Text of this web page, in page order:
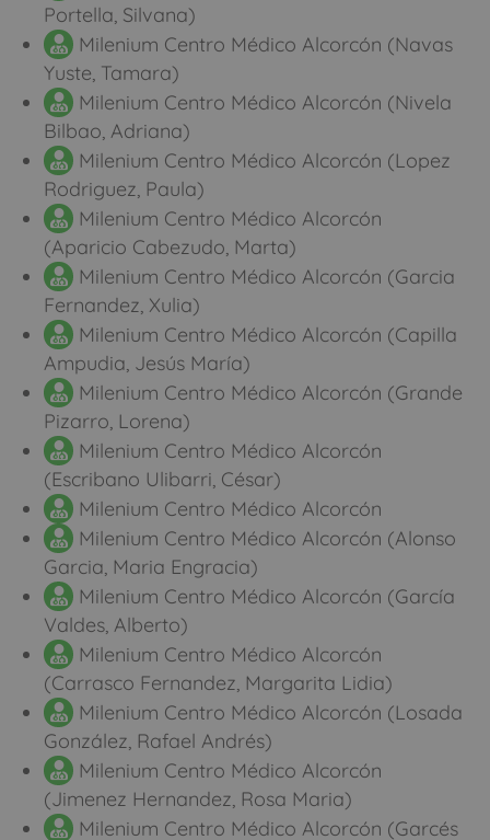
Portella, Silvana)
Milenium Centro Médico Alcorcón (Navas
Yuste, Tamara)
Milenium Centro Médico Alcorcón (Nivela
Bilbao, Adriana)
Milenium Centro Médico Alcorcón (Lopez
Rodriguez, Paula)
Milenium Centro Médico Alcorcón
(Aparicio Cabezudo, Marta)
Milenium Centro Médico Alcorcón (Garcia
Fernandez, Xulia)
Milenium Centro Médico Alcorcón (Capilla
Ampudia, Jesús María)
Milenium Centro Médico Alcorcón (Grande
Pizarro, Lorena)
Milenium Centro Médico Alcorcón
(Escribano Ulibarri, César)
Milenium Centro Médico Alcorcón
Milenium Centro Médico Alcorcón (Alonso
Garcia, Maria Engracia)
Milenium Centro Médico Alcorcón (García
Valdes, Alberto)
Milenium Centro Médico Alcorcón
(Carrasco Fernandez, Margarita Lidia)
Milenium Centro Médico Alcorcón (Losada
González, Rafael Andrés)
Milenium Centro Médico Alcorcón
(Jimenez Hernandez, Rosa Maria)
Milenium Centro Médico Alcorcón (Garcés